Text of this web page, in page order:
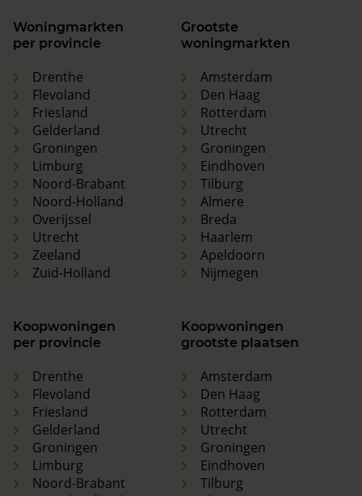
Woningmarkten
per provincie
Drenthe
Flevoland
Friesland
Gelderland
Groningen
Limburg
Noord-Brabant
Noord-Holland
Overijssel
Utrecht
Zeeland
Zuid-Holland
Grootste
woningmarkten
Amsterdam
Den Haag
Rotterdam
Utrecht
Groningen
Eindhoven
Tilburg
Almere
Breda
Haarlem
Apeldoorn
Nijmegen
Koopwoningen
per provincie
Drenthe
Flevoland
Friesland
Gelderland
Groningen
Limburg
Noord-Brabant
Koopwoningen
grootste plaatsen
Amsterdam
Den Haag
Rotterdam
Utrecht
Groningen
Eindhoven
Tilburg